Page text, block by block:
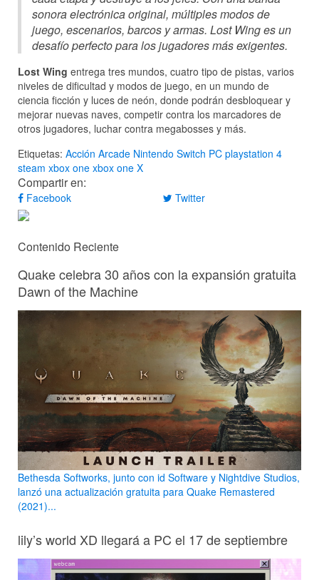
sonora electrónica original, múltiples modos de
juego, escenarios, barcos y armas. Lost Wing es un
desafío perfecto para los jugadores más exigentes.
Lost Wing entrega tres mundos, cuatro tipo de pistas, varios
niveles de dificultad y modos de juego, en un mundo de
ciencia ficción y luces de neón, donde podrán desbloquear y
mejorar nuevas naves, competir contra los marcadores de
otros jugadores, luchar contra megabosses y más.
Etiquetas: Acción Arcade Nintendo Switch PC playstation 4
steam xbox one xbox one X
Compartir en:
Facebook Twitter
Contenido Reciente
Quake celebra 30 años con la expansión gratuita
Dawn of the Machine
Bethesda Softworks, junto con id Software y Nightdive Studios,
lanzó una actualización gratuita para Quake Remastered
(2021)...
lily’s world XD llegará a PC el 17 de septiembre